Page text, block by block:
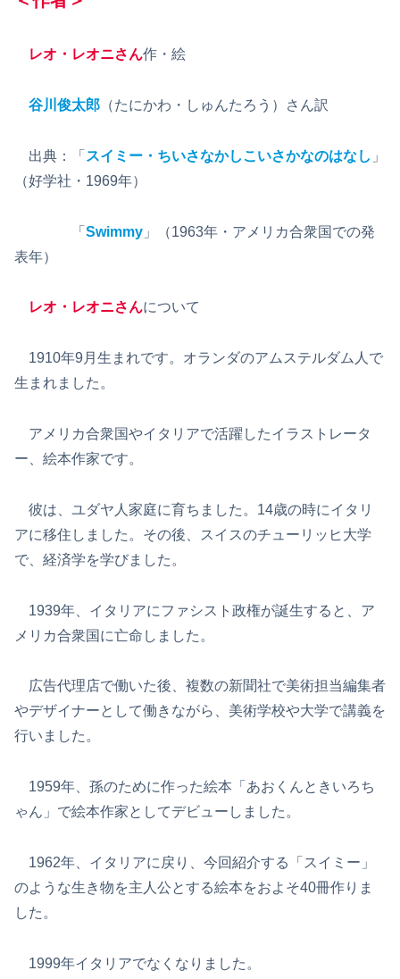
レオ・レオニさん作・絵
谷川俊太郎 （たにかわ・しゅんたろう）さん訳
出典：「 スイミー・ちいさなかしこいさかなのはなし 」
（好学社・1969年）
「 Swimmy 」（1963年・アメリカ合衆国での発
表年）
レオ・レオニさんについて
1910年9月生まれです。オランダのアムステルダム人で
生まれました。
アメリカ合衆国やイタリアで活躍したイラストレータ
ー、絵本作家です。
彼は、ユダヤ人家庭に育ちました。14歳の時にイタリ
アに移住しました。その後、スイスのチューリッヒ大学
で、経済学を学びました。
1939年、イタリアにファシスト政権が誕生すると、ア
メリカ合衆国に亡命しました。
広告代理店で働いた後、複数の新聞社で美術担当編集者
やデザイナーとして働きながら、美術学校や大学で講義を
行いました。
1959年、孫のために作った絵本「あおくんときいろち
ゃん」で絵本作家としてデビューしました。
1962年、イタリアに戻り、今回紹介する「スイミー」
のような生き物を主人公とする絵本をおよそ40冊作りま
した。
1999年イタリアでなくなりました。